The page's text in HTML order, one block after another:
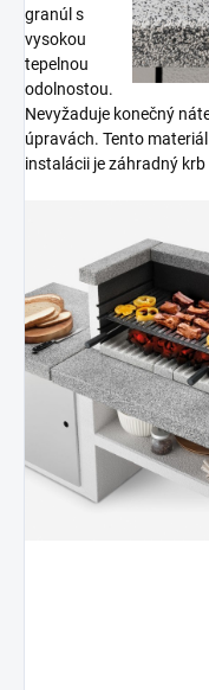
granúl s
vysokou
tepelnou
odolnostou.
Nevyžaduje konečný
úpravách. Tento
instalácii je záhradný